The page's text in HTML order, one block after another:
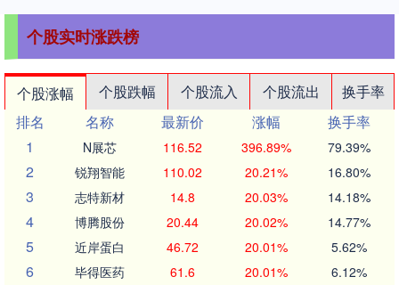
个股实时涨跌榜
个股涨幅 个股跌幅 个股流入 个股流出
换手率
排名
名称 最新价 涨幅
换手率
1
N展芯 116.52 396.89% 79.39%
2 锐翔智能 110.02 20.21% 16.80%
3 志特新材 14.8 20.03% 14.18%
4 博腾股份 20.44 20.02% 14.77%
5 近岸蛋白 46.72 20.01% 5.62%
6 毕得医药 61.6 20.01% 6.12%